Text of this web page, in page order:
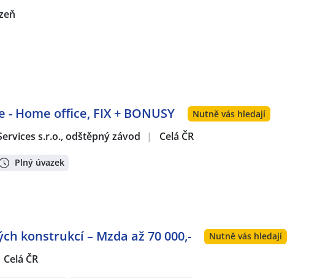
Home office, FIX + BONUSY Nutně vás hledají
s.r.o., odštěpný závod | Celá ČR
Plný úvazek
konstrukcí – Mzda až 70 000,- Nutně vás hledají
Celá ČR